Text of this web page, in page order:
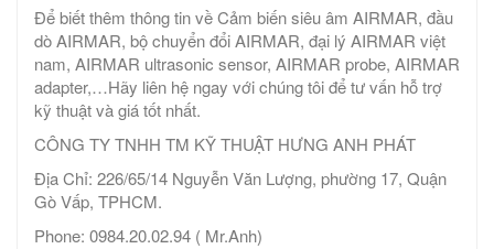
Để biết thêm thông tin về Cảm biến siêu âm AIRMAR, đầu
dò AIRMAR, bộ chuyển đổi AIRMAR, đại lý AIRMAR việt
nam, AIRMAR ultrasonic sensor, AIRMAR probe, AIRMAR
adapter,…Hãy liên hệ ngay với chúng tôi để tư vấn hỗ trợ
kỹ thuật và giá tốt nhất.
CÔNG TY TNHH TM KỸ THUẬT HƯNG ANH PHÁT
Địa Chỉ: 226/65/14 Nguyễn Văn Lượng, phường 17, Quận
Gò Vấp, TPHCM.
Phone: 0984.20.02.94 ( Mr.Anh)